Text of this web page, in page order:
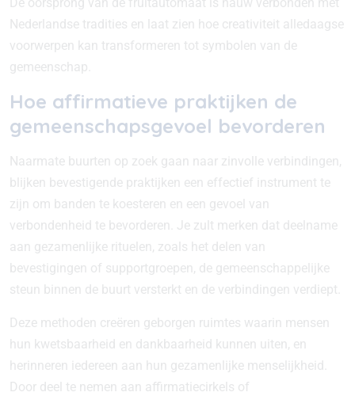
Nederlandse tradities en laat zien hoe creativiteit alledaagse
voorwerpen kan transformeren tot symbolen van de
gemeenschap.
Hoe affirmatieve praktijken de
gemeenschapsgevoel bevorderen
Naarmate buurten op zoek gaan naar zinvolle verbindingen,
blijken bevestigende praktijken een effectief instrument te
zijn om banden te koesteren en een gevoel van
verbondenheid te bevorderen. Je zult merken dat deelname
aan gezamenlijke rituelen, zoals het delen van
bevestigingen of supportgroepen, de gemeenschappelijke
steun binnen de buurt versterkt en de verbindingen verdiept.
Deze methoden creëren geborgen ruimtes waarin mensen
hun kwetsbaarheid en dankbaarheid kunnen uiten, en
herinneren iedereen aan hun gezamenlijke menselijkheid.
Door deel te nemen aan affirmatiecirkels of